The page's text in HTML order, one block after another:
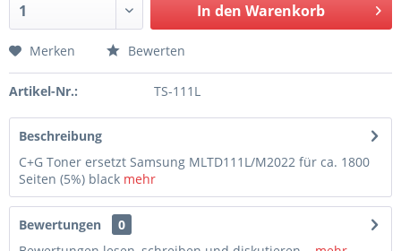
In den Warenkorb
Merken Bewerten
Artikel-Nr.: TS-111L
Beschreibung
C+G Toner ersetzt Samsung MLTD111L/M2022 für ca. 1800
Seiten (5%) black mehr
Bewertungen
0